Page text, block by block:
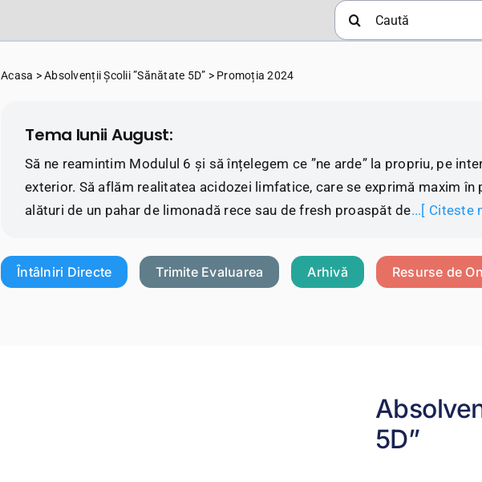
Cautare...
Acasa >Absolvenții Școlii ”Sănătate 5D” > Promoția 2024
Tema lunii August:
Să ne reamintim Modulul 6 și să înțelegem ce ”ne arde” la propriu, pe
exterior. Să aflăm realitatea acidozei limfatice, care se exprimă maxim
alături de un pahar de limonadă rece sau de fresh proaspăt de...[ Citeste
Întâlniri Directe Trimite Evaluarea Arhivă Resurse de
5D”